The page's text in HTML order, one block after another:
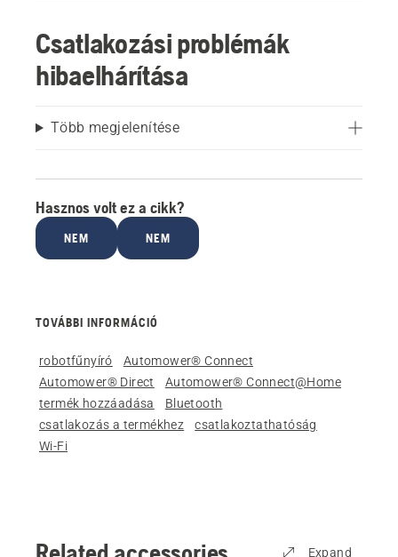
Csatlakozási problémák
hibaelhárítása
Több megjelenítése
Hasznos volt ez a cikk?
NEM NEM
TOVÁBBI INFORMÁCIÓ
robotfűnyíró
Automower® Connect
Automower® Direct
Automower® Connect@Home
termék hozzáadása
Bluetooth
csatlakozás a termékhez
csatlakoztathatóság
Wi-Fi
Expand